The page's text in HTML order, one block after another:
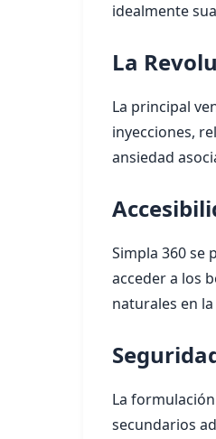
idealmente
La
La principal
inyecciones,
ansiedad
Simpla 360 se
acceder a los
naturales en
La
secundarios